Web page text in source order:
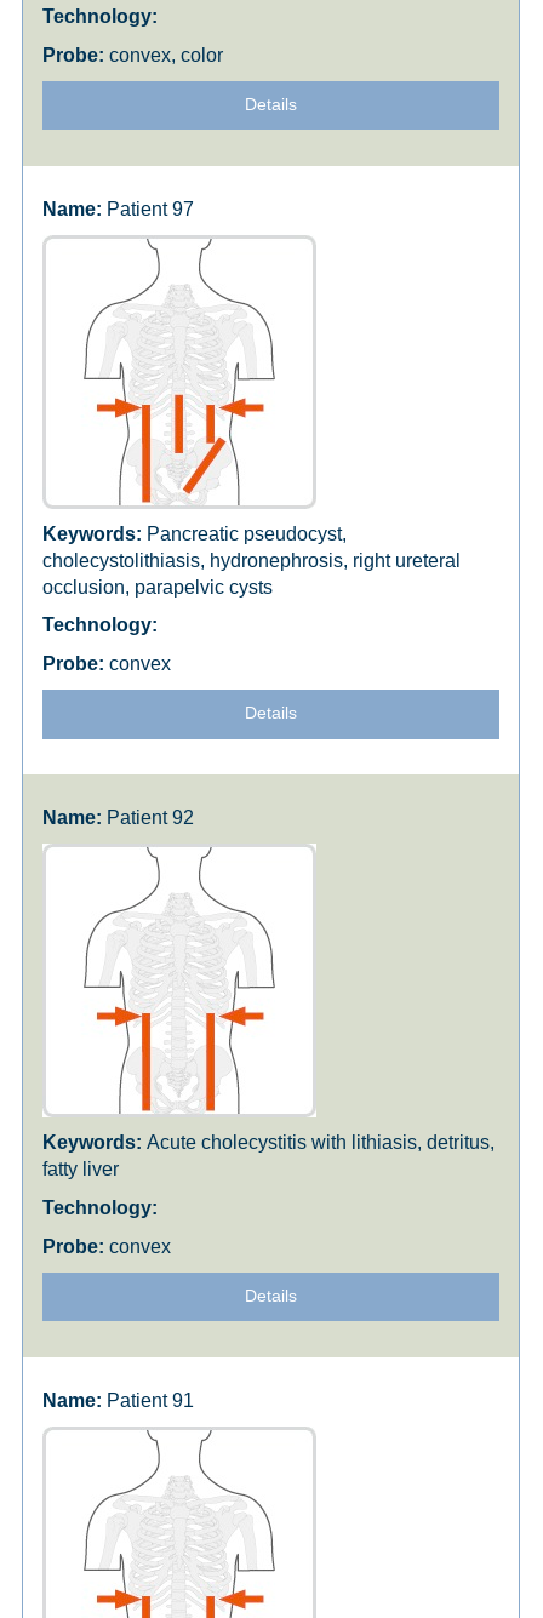
convex, color
Details
Patient 97
Pancreatic pseudocyst,
cholecystolithiasis, hydronephrosis, right ureteral
occlusion, parapelvic cysts
convex
Details
Patient 92
Acute cholecystitis with lithiasis, detritus,
fatty liver
convex
Details
Patient 91